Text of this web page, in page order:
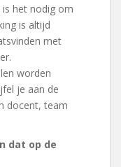
is het nodig om
is altijd
met
worden
je aan de
docent, team
dat op de